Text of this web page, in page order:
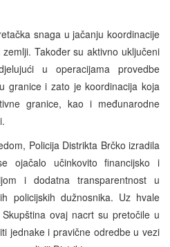
snaga u jačanju koordinacije
Također su aktivno uključeni
u operacijama provedbe
granice i zato je koordinacija koja
granice, kao i međunarodne
Policija Distrikta Brčko izradila
ojačalo učinkovito financijsko i
i dodatna transparentnost u
policijskih dužnosnika. Uz hvale
ovaj nacrt su pretočile u
jednake i pravične odredbe u vezi